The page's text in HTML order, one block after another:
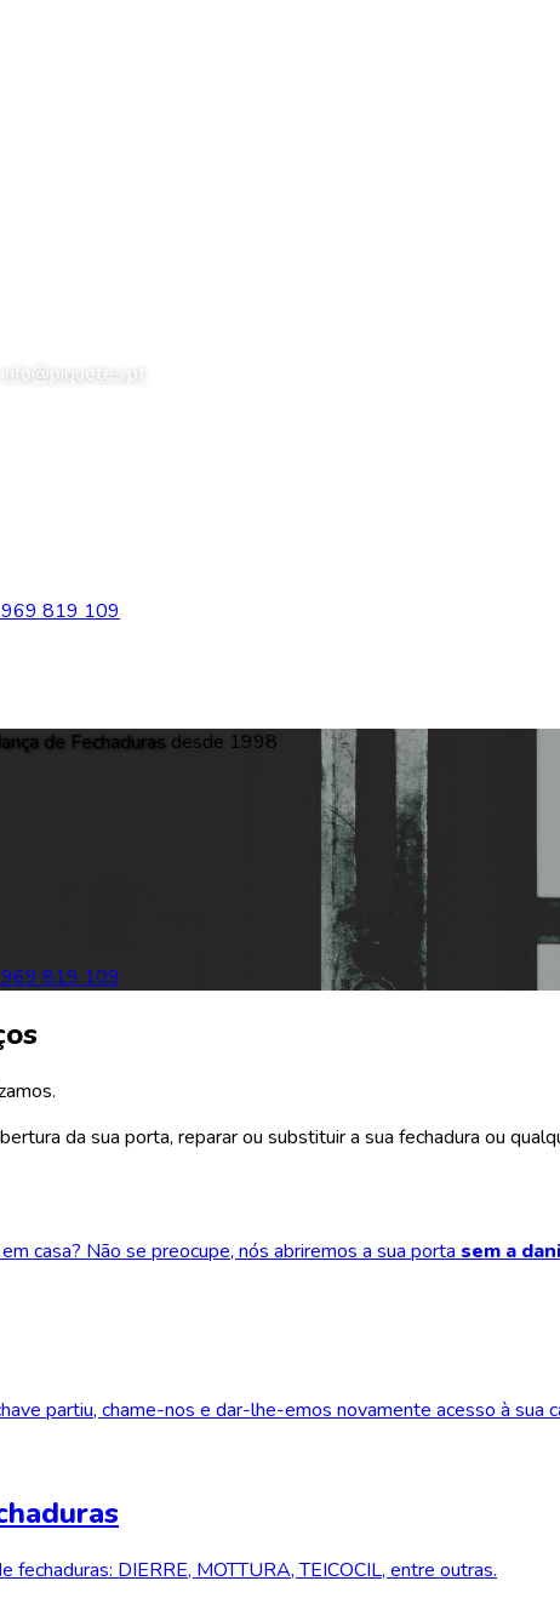
info@piquetes.pt
969 819 109
de Fechaduras desde 1998
969 819 109
da sua porta, reparar ou substituir a sua fechadura ou
casa? Não se preocupe, nós abriremos a sua porta sem a
partiu, chame-nos e dar-lhe-emos novamente acesso à sua
DIERRE, MOTTURA, TEICOCIL, entre outras.